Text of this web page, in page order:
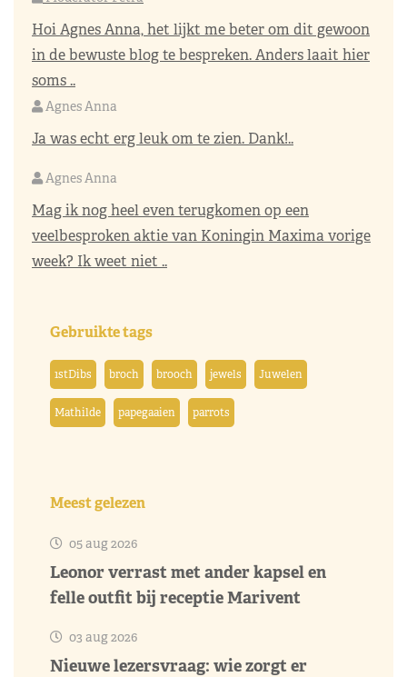
Hoi Agnes Anna, het lijkt me beter om dit gewoon
in de bewuste blog te bespreken. Anders laait hier
soms ..
Agnes Anna
Ja was echt erg leuk om te zien. Dank!..
Agnes Anna
Mag ik nog heel even terugkomen op een
veelbesproken aktie van Koningin Maxima vorige
week? Ik weet niet ..
Gebruikte tags
1stDibs broch brooch jewels Juwelen
Mathilde papegaaien parrots
Meest gelezen
05 aug 2026
Leonor verrast met ander kapsel en
felle outfit bij receptie Marivent
03 aug 2026
Nieuwe lezersvraag: wie zorgt er